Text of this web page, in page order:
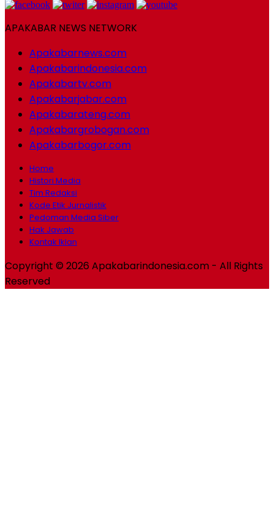
APAKABAR NEWS NETWORK
Apakabarnews.com
Apakabarindonesia.com
Apakabartv.com
Apakabarjabar.com
Apakabarateng.com
Apakabargrobogan.com
Apakabarbogor.com
Home
Histori Media
Tim Redaksi
Kode Etik Jurnalistik
Pedoman Media Siber
Hak Jawab
Kontak Iklan
Copyright © 2026 Apakabarindonesia.com - All Rights
Reserved